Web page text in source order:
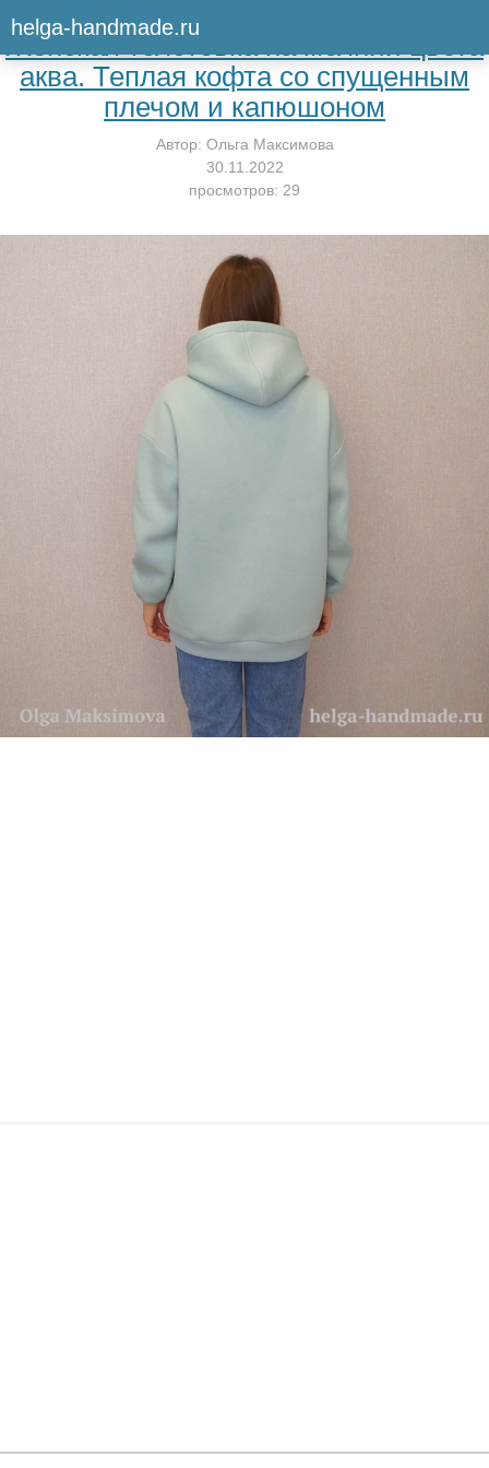
helga-handmade.ruВернуться к мастер-классу
Женская толстовка на молнии цвета
аква. Теплая кофта со спущенным
плечом и капюшоном
Автор: Ольга Максимова
30.11.2022
просмотров: 29